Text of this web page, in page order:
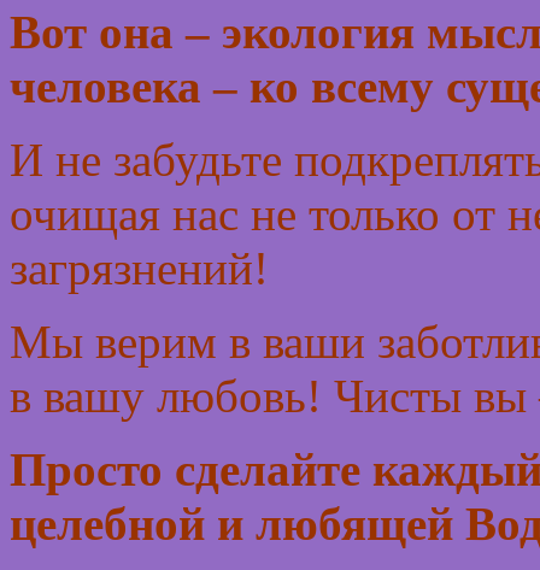
Вот она – экология
человека – ко всему
И не забудьте
очищая нас не только от
загрязнений!
Мы верим в ваши
в вашу любовь! Чисты вы
Просто сделайте
целебной и любящей